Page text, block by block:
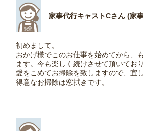
家事代行キャストCさん (家
初めまして。
おかげ様でこのお仕事を始めてから、
ます。今も楽しく続けさせて頂いてお
愛をこめてお掃除を致しますので、宜
得意なお掃除は窓拭きです。